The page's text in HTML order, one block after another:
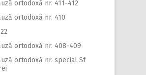
ortodoxă nr. 411-412
ortodoxă nr. 410
ortodoxă nr. 408-409
ortodoxă nr. special Sf